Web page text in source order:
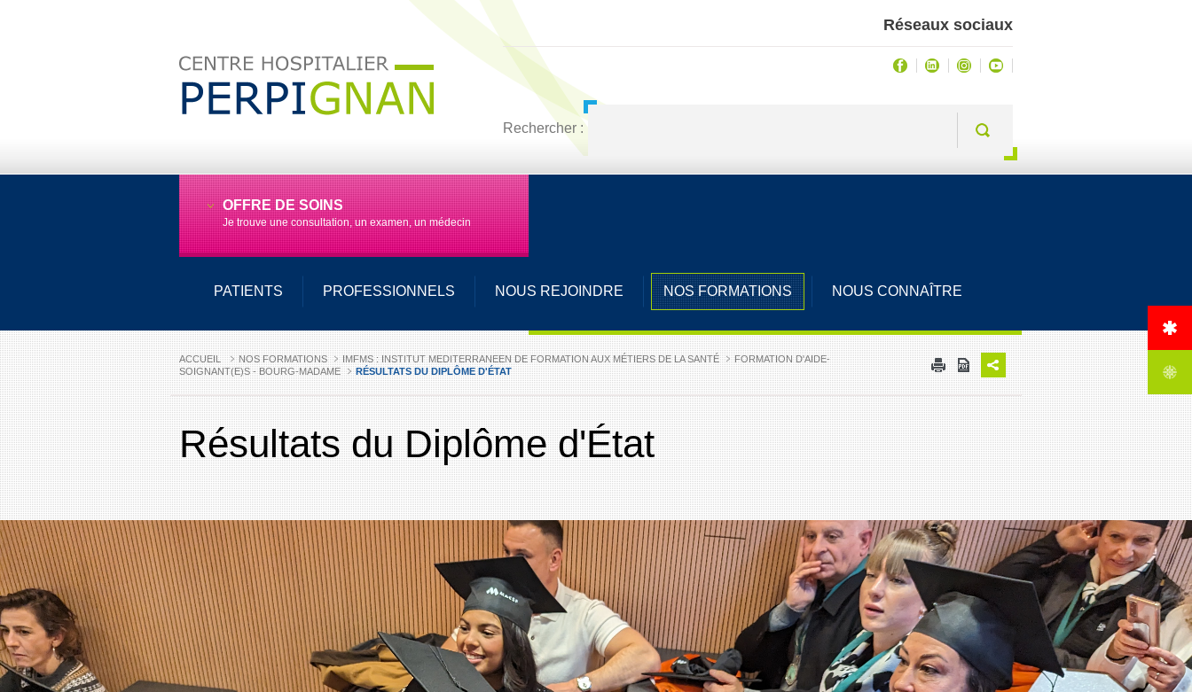
Réseaux sociaux
Rechercher :
OFFRE DE SOINS
Je trouve une consultation, un examen, un médecin
PATIENTS PROFESSIONNELS NOUS REJOINDRE NOS FORMATIONS NOUS CONNAÎTRE
ACCUEIL NOS FORMATIONS IMFMS : INSTITUT MEDITERRANEEN DE FORMATION AUX MÉTIERS DE LA SANTÉ
FORMATION D'AIDE-
SOIGNANT(E)S - BOURG-MADAME
RÉSULTATS DU DIPLÔME D'ÉTAT
Résultats du Diplôme d'État